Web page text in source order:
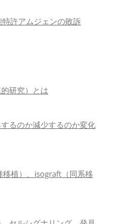
許アムジェンの敗訴
研究）とは
るのか減少するのか変化
植）、isograft（同系移